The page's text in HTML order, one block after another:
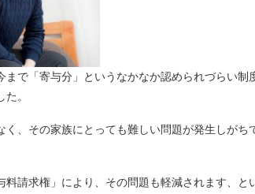
で「寄与分」というなかなか認められづらい制
。
、その家族にとっても難しい問題が発生しがち
請求権」により、その問題も軽減されます、と